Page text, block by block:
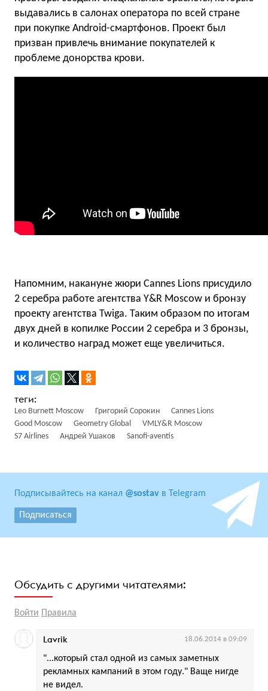
выдавались в салонах оператора по всей стране
при покупке Android-смартфонов. Проект был
призван привлечь внимание покупателей к
проблеме донорства крови.
Напомним, накануне жюри Cannes Lions присудило
2 серебра работе агентства Y&R Moscow и бронзу
проекту агентства Twiga. Таким образом по итогам
двух дней в копилке России 2 серебра и 3 бронзы,
и количество наград может еще увеличиться.
Leo Burnett Moscow Григорий Сорокин
Cannes Lions
Good Moscow
Geometry Global
VMLY&R Moscow
S7 Airlines
Андрей Ушаков Sanofi-aventis
Подписывайтесь на канал @sostav в Telegram
Подписаться
Обсудить с другими читателями:
Войти Правила
"...который стал одной из самых заметных
рекламных кампаний в этом году." Ваще нигде
не видел.
Lavrik 18.06.2014 в 09:09